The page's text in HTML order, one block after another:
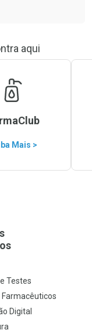
aqui
Mais >
Testes
Farmacêuticos
Digital